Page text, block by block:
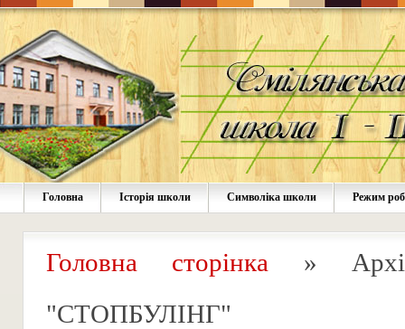
Головна Історія школи Символіка школи Режим
Головна сторінка »
"СТОПБУЛІНГ"